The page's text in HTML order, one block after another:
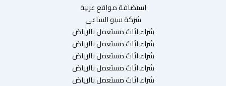
استضافة مواقع عربية
شركة سيو الساعي
شراء اثاث مستعمل بالرياض
شراء اثاث مستعمل بالرياض
شراء اثاث مستعمل بالرياض
شراء اثاث مستعمل بالرياض
شراء اثاث مستعمل بالرياض